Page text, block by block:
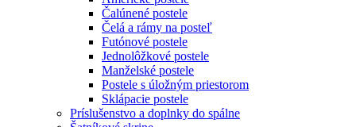
Čalúnené postele
Čelá a rámy na posteľ
Futónové postele
Jednolôžkové postele
Manželské postele
Postele s úložným priestorom
Sklápacie postele
Príslušenstvo a doplnky do spálne